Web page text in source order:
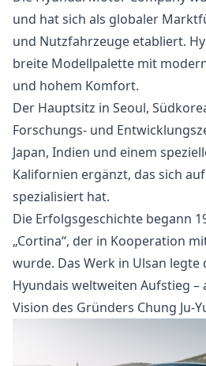
und hat sich als globaler
und Nutzfahrzeuge etabliert.
breite Modellpalette mit
und hohem Komfort.
Der Hauptsitz in Seoul,
Forschungs- und
Japan, Indien und einem
Kalifornien ergänzt, das sich
spezialisiert hat.
Die Erfolgsgeschichte begann
„Cortina“, der in Kooperation
wurde. Das Werk in Ulsan
Hyundais weltweiten Aufstieg
Vision des Gründers Chung Ju-